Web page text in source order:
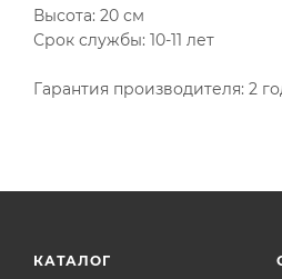
Высота: 20 см
Срок службы: 10-11 лет
Гарантия производителя: 2
КАТАЛОГ